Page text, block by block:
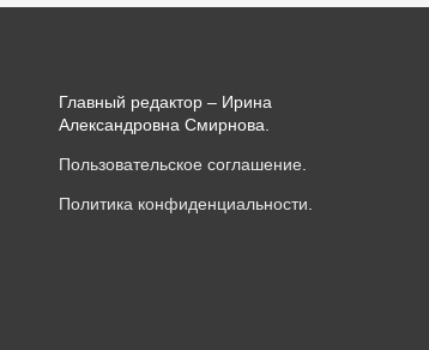
Главный редактор – Ирина
Александровна Смирнова.
Пользовательское соглашение
Политика конфиденциальности